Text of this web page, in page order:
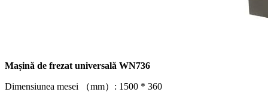
Mașină de frezat universală WN736
Dimensiunea mesei （mm）: 1500 * 360